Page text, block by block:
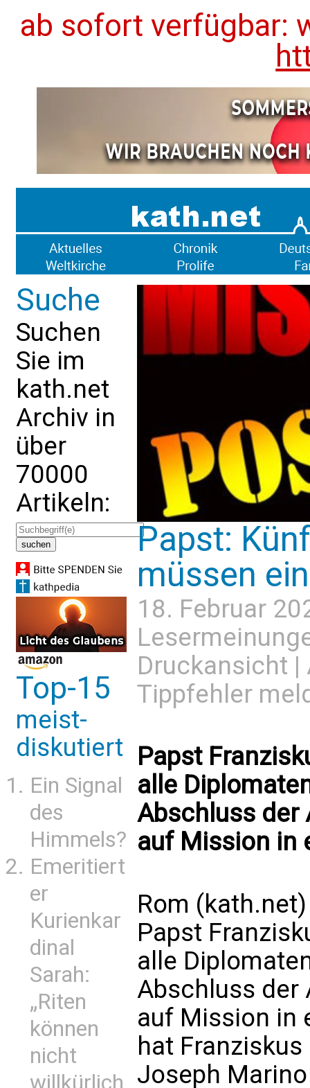
ab sofort verfügbar:
Suche
Suchen
Sie im
kath.net
Archiv in
über
70000
Artikeln:
Top-15
meist-
diskutiert
Ein Signal
des
Himmels?
Emeritiert
er
Kurienkar
dinal
Sarah:
„Riten
können
nicht
willkürlich
Papst:
müssen
18. Februar
Druckansicht |
Tippfehler
Papst
alle
Abschluss der
auf Mission in
Rom (kath.net)
Papst
alle
Abschluss der
auf Mission in
hat
Joseph